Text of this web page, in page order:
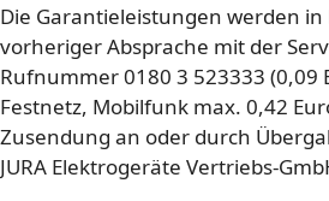
Die Garantieleistungen werden
vorheriger Absprache mit der
Rufnummer 0180 3 523333 (0,09
Festnetz, Mobilfunk max. 0,42
Zusendung an oder durch
JURA Elektrogeräte Vertriebs-